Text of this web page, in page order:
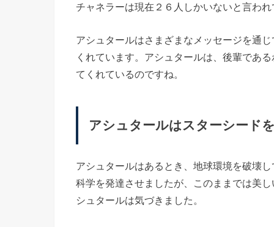
チャネラーは現在２６人しかいないと言われ
アシュタールはさまざまなメッセージを通
くれています。アシュタールは、後輩であ
てくれているのですね。
アシュタールはスターシード
アシュタールはあるとき、地球環境を破壊
科学を発達させましたが、このままでは美
シュタールは気づきました。